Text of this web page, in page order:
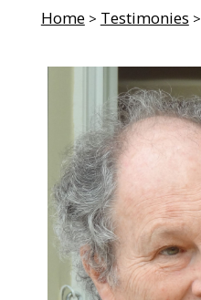
Home> Testimonies >